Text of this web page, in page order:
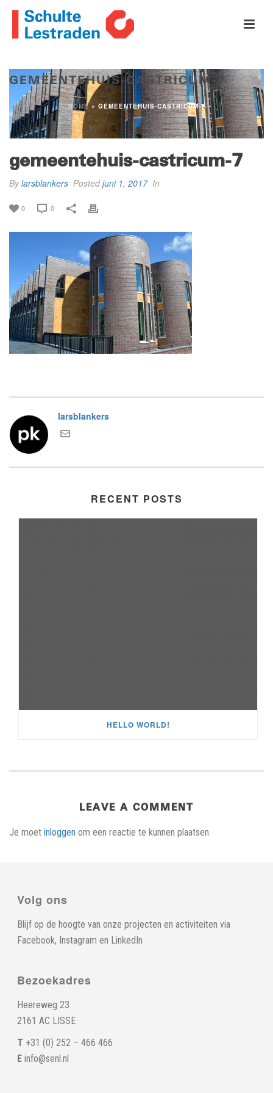
GEMEENTEHUIS-CASTRICUM-7
HOME» GEMEENTEHUIS-CASTRICUM-7
gemeentehuis-castricum-7
Bylarsblankers Postedjuni 1, 2017 In
0 0
larsblankers
RECENT POSTS
HELLO WORLD!
LEAVE A COMMENT
Je moet inloggen om een reactie te kunnen plaatsen.
Volg ons
Blijf op de hoogte van onze projecten en activiteiten via
Facebook, Instagram en LinkedIn
Bezoekadres
Heereweg 23
2161 AC LISSE
T +31 (0) 252 – 466 466
E info@senl.nl